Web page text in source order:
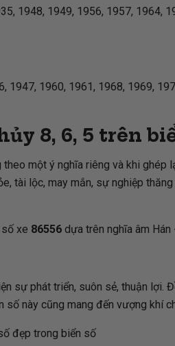
1948, 1949, 1956, 1957, 1964,
1947, 1960, 1961, 1968, 1969,
8, 6, 5 trên
một ý nghĩa riêng và khi
tài lộc, may mắn, sự nghiệp
xe 86556dựa trên nghĩa âm Hán
sự phát triển, suôn sẻ, thuận
này cũng mang đến vượng khí
đẹp trong biển số